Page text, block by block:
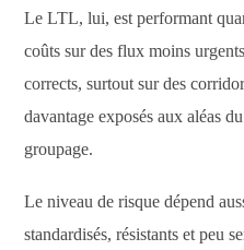
Le LTL, lui, est performant
coûts sur des flux moins
corrects, surtout sur des
davantage exposés aux aléas
groupage.
Le niveau de risque dépend
standardisés, résistants et peu